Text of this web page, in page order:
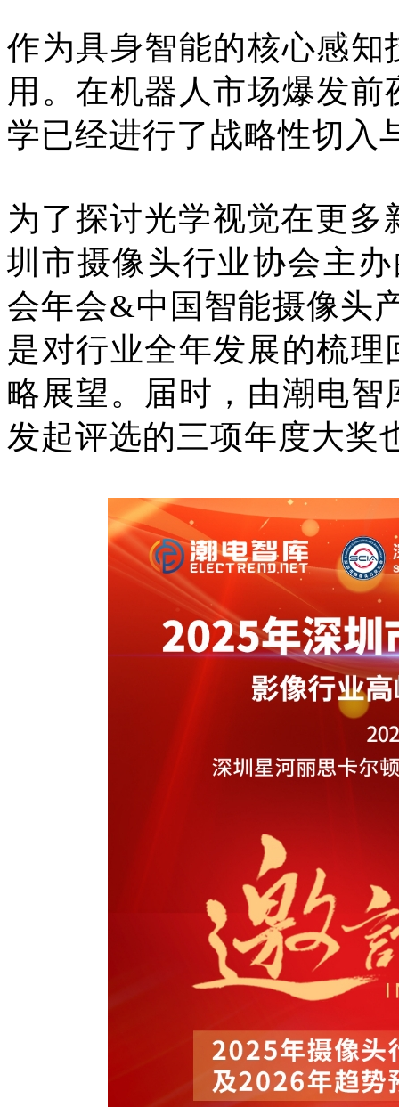
作为具身智能的核心感
用。在机器人市场爆发
学已经进行了战略性切入
为了探讨光学视觉在更多
圳市摄像头行业协会主
会年会&中国智能摄像头
是对行业全年发展的梳
略展望。届时，由潮电
发起评选的三项年度大奖